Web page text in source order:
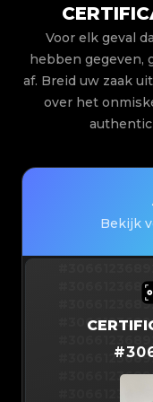
Voor elk geval
hebben gegeven,
af. Breid uw zaak
over het
Bekijk
#